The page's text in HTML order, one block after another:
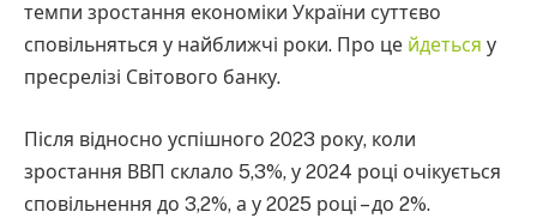
темпи зростання економіки України суттєво
сповільняться у найближчі роки. Про це йдеться у
пресрелізі Світового банку.
Після відносно успішного 2023 року, коли
зростання ВВП склало 5,3%, у 2024 році очікується
сповільнення до 3,2%, а у 2025 році – до 2%.